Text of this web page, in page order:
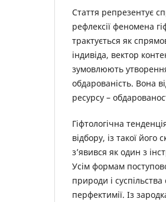
Стаття репрезентує
рефлексії феномена
трактується як
індивіда, вектор
зумовлюють утворення
обдарованість. Вона
ресурсу –
Гіфтологічна
відбору, із такої його
з’явився як один з
Усім формам
природи і
перфектимії. Із